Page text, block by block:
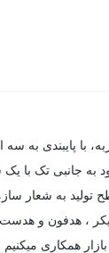
با پایبندی
جانبی تک با
تولید به
، هدفون و هدست
همکاری